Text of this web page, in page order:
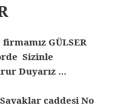
GÜLSER
Sizinle
Duyarız …
caddesi No